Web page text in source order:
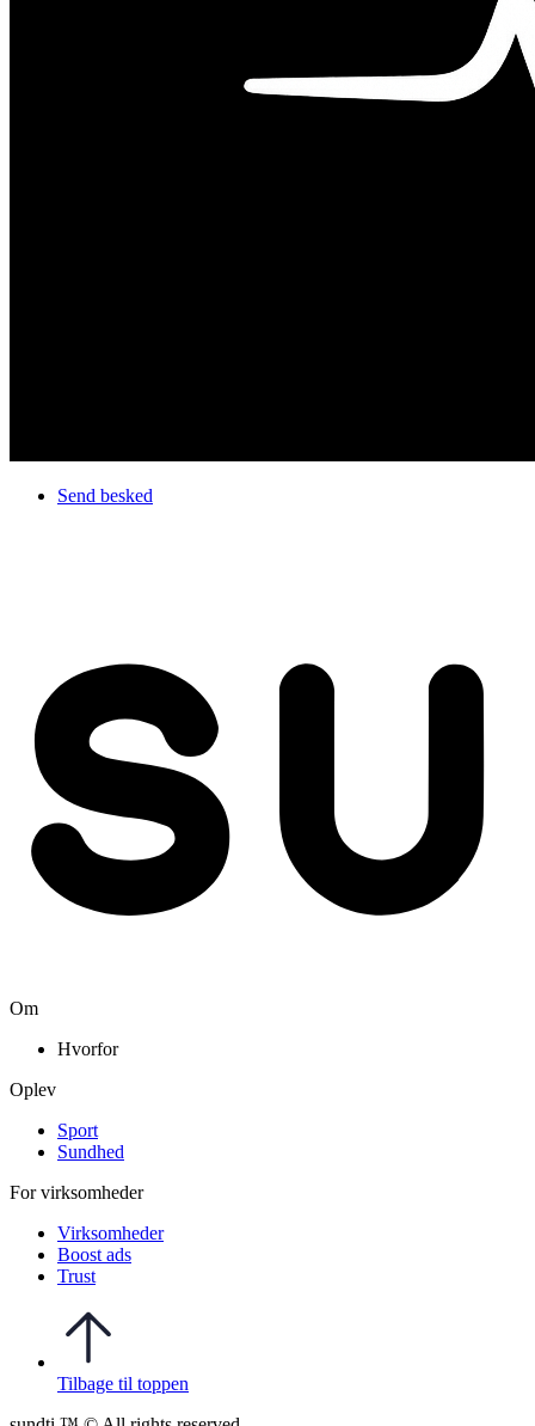
Send besked
Om
Hvorfor
Oplev
Sport
Sundhed
For virksomheder
Virksomheder
Boost ads
Trust
Tilbage til toppen